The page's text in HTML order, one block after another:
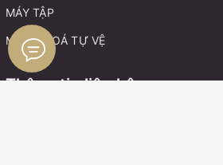
MÁY TẬP
MÓC KHOÁ TỰ VỆ
Thông tin liên hệ